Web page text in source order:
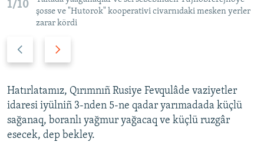
1/10
şosse ve "Hutorok" kooperativi civarnıdaki mesken yerler
zarar kördi
v
i
o
u
t
s
i
Hatırlatamız, Qırımnıñ Rusiye Fevqulâde vaziyetler
idaresi iyülniñ 3-nden 5-ne qadar yarımadada küçlü
sağanaq, boranlı yağmur yağacaq ve küçlü ruzgâr
esecek, dep bekley.